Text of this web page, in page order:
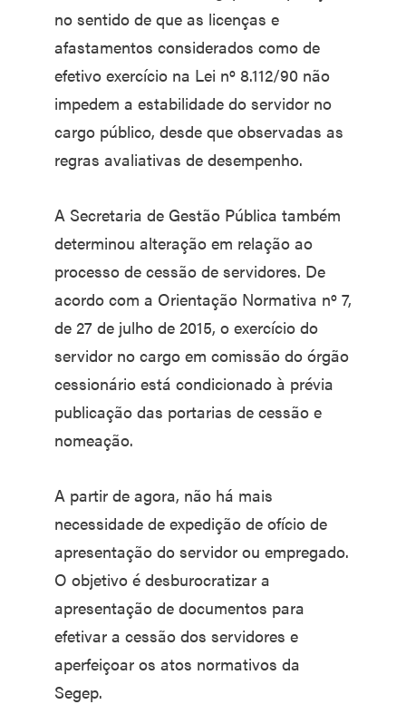
no sentido de que as licenças e
afastamentos considerados como de
efetivo exercício na Lei nº 8.112/90 não
impedem a estabilidade do servidor no
cargo público, desde que observadas as
regras avaliativas de desempenho.
A Secretaria de Gestão Pública também
determinou alteração em relação ao
processo de cessão de servidores. De
acordo com a Orientação Normativa nº 7,
de 27 de julho de 2015, o exercício do
servidor no cargo em comissão do órgão
cessionário está condicionado à prévia
publicação das portarias de cessão e
nomeação.
A partir de agora, não há mais
necessidade de expedição de ofício de
apresentação do servidor ou empregado.
O objetivo é desburocratizar a
apresentação de documentos para
efetivar a cessão dos servidores e
aperfeiçoar os atos normativos da
Segep.